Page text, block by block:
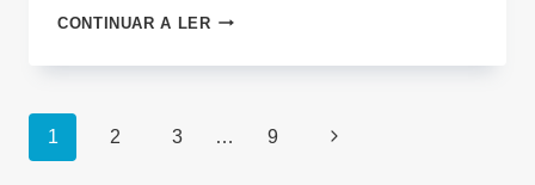
CONTINUAR A LERDE
PARA
Page
1 2 3 … 9 Next